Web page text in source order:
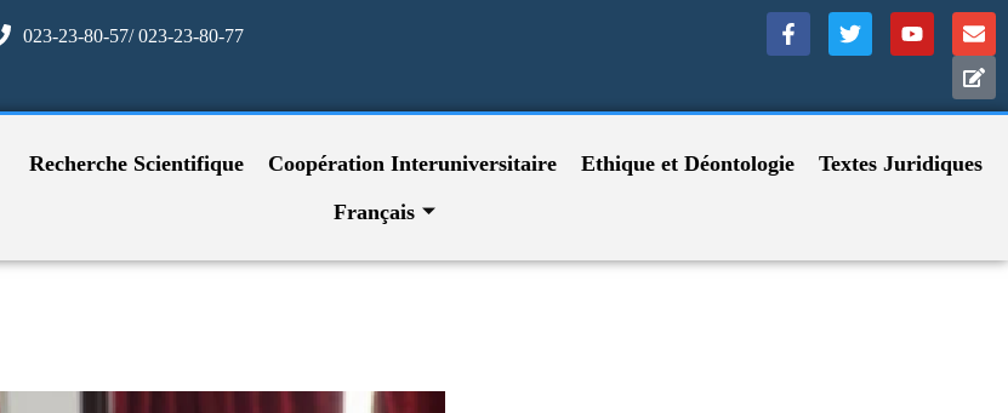
023-23-80-57/ 023-23-80-77
Recherche Scientifique Coopération Interuniversitaire Ethique et Déontologie
Textes Juridiques
Français